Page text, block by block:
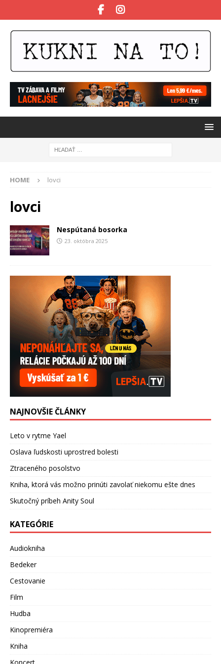
HOME lovci
lovci
Nespútaná bosorka
23. októbra 2025
NAJNOVŠIE ČLÁNKY
Leto v rytme Yael
Oslava ľudskosti uprostred bolesti
Ztraceného posolstvo
Kniha, ktorá vás možno prinúti zavolať niekomu ešte dnes
Skutočný príbeh Anity Soul
KATEGÓRIE
Audiokniha
Bedeker
Cestovanie
Film
Hudba
Kinopremiéra
Kniha
Koncert